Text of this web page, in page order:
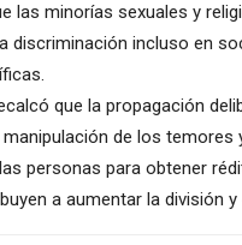
las minorías sexuales y
discriminación incluso en
que la propagación
de los temores
personas para obtener
a aumentar la división y